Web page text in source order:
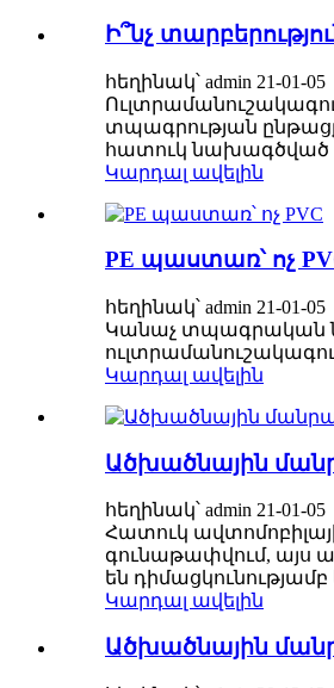
Ի՞նչ
հեղինակ՝ admin 21-01-05
տպագրության
հատուկ նախագծված
Կարդալ ավելին
PE պաստառ՝ ոչ
հեղինակ՝ admin 21-01-05
Կանաչ տպագրական
Կարդալ ավելին
Ածխածնային
հեղինակ՝ admin 21-01-05
Հատուկ
գունաթափվում, այս
են
Կարդալ ավելին
Ածխածնային